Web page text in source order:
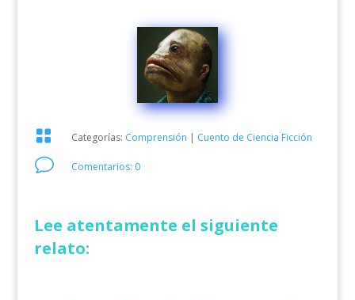
 Categorías: Comprensión | Cuento de Ciencia Ficción
v Comentarios: 0
Lee atentamente el siguiente
relato: